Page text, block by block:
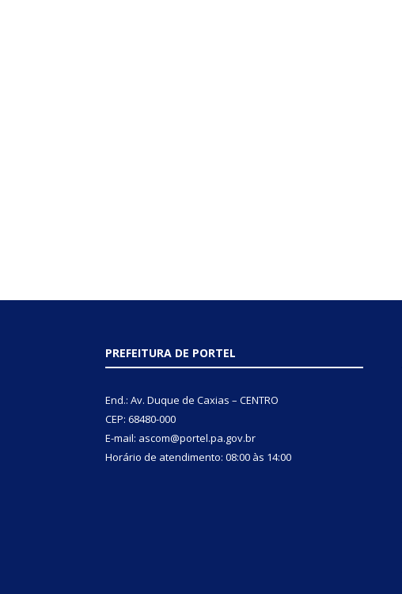
PREFEITURA DE PORTEL
End.: Av. Duque de Caxias – CENTRO
CEP: 68480-000
E-mail: ascom@portel.pa.gov.br
Horário de atendimento: 08:00 às 14:00